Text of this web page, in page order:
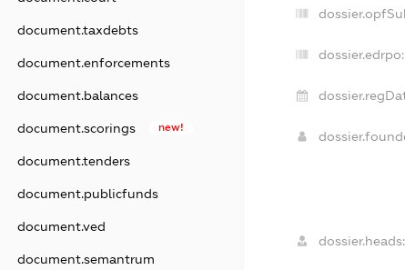
document.taxdebts
document.enforcements
document.balances
document.scorings new!
document.tenders
document.publicfunds
document.ved
document.semantrum
dossier.edrpo:
dossier.heads: